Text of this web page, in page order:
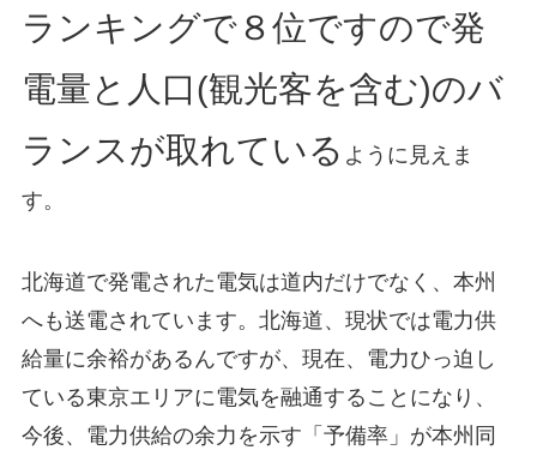
ランキングで８位ですので発
電量と人口(観光客を含む)のバ
ランスが取れている ように見えま
す。
北海道で発電された電気は道内だけでなく、本州
へも送電されています。北海道、現状では電力供
給量に余裕があるんですが、現在、電力ひっ迫し
ている東京エリアに電気を融通することになり、
今後、電力供給の余力を示す「予備率」が本州同